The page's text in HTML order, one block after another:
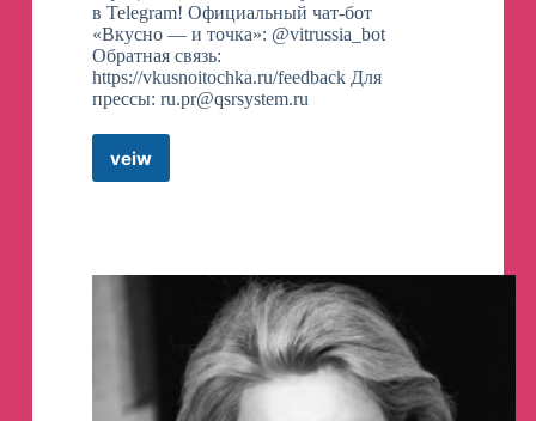
Я уже больше 3 месяцев пользуюсь
ирригатором 🔥это просто кайф 😎
Рекомендую всем
https://www.wildberries.ru/seller/18594
Реклама. ИП Обушенков М.А. ИНН
771877382886. Erid:LjN8K73QQ
шоколад и правда пушка🚀🧨
😄
ВКУСНЕЙШЕЕ ТУРЕЦКОЕ БЛЮДО ИЗ
БАКЛАЖАНОВ «ХЮНКАР БЕЕНДИ»
в Telegram! Официальный чат-бот
«Вкусно — и точка»: @vitrussia_bot
Обратная связь:
https://vkusnoitochka.ru/feedback Для
прессы: ru.pr@qsrsystem.ru
veiwВкусно
Channel